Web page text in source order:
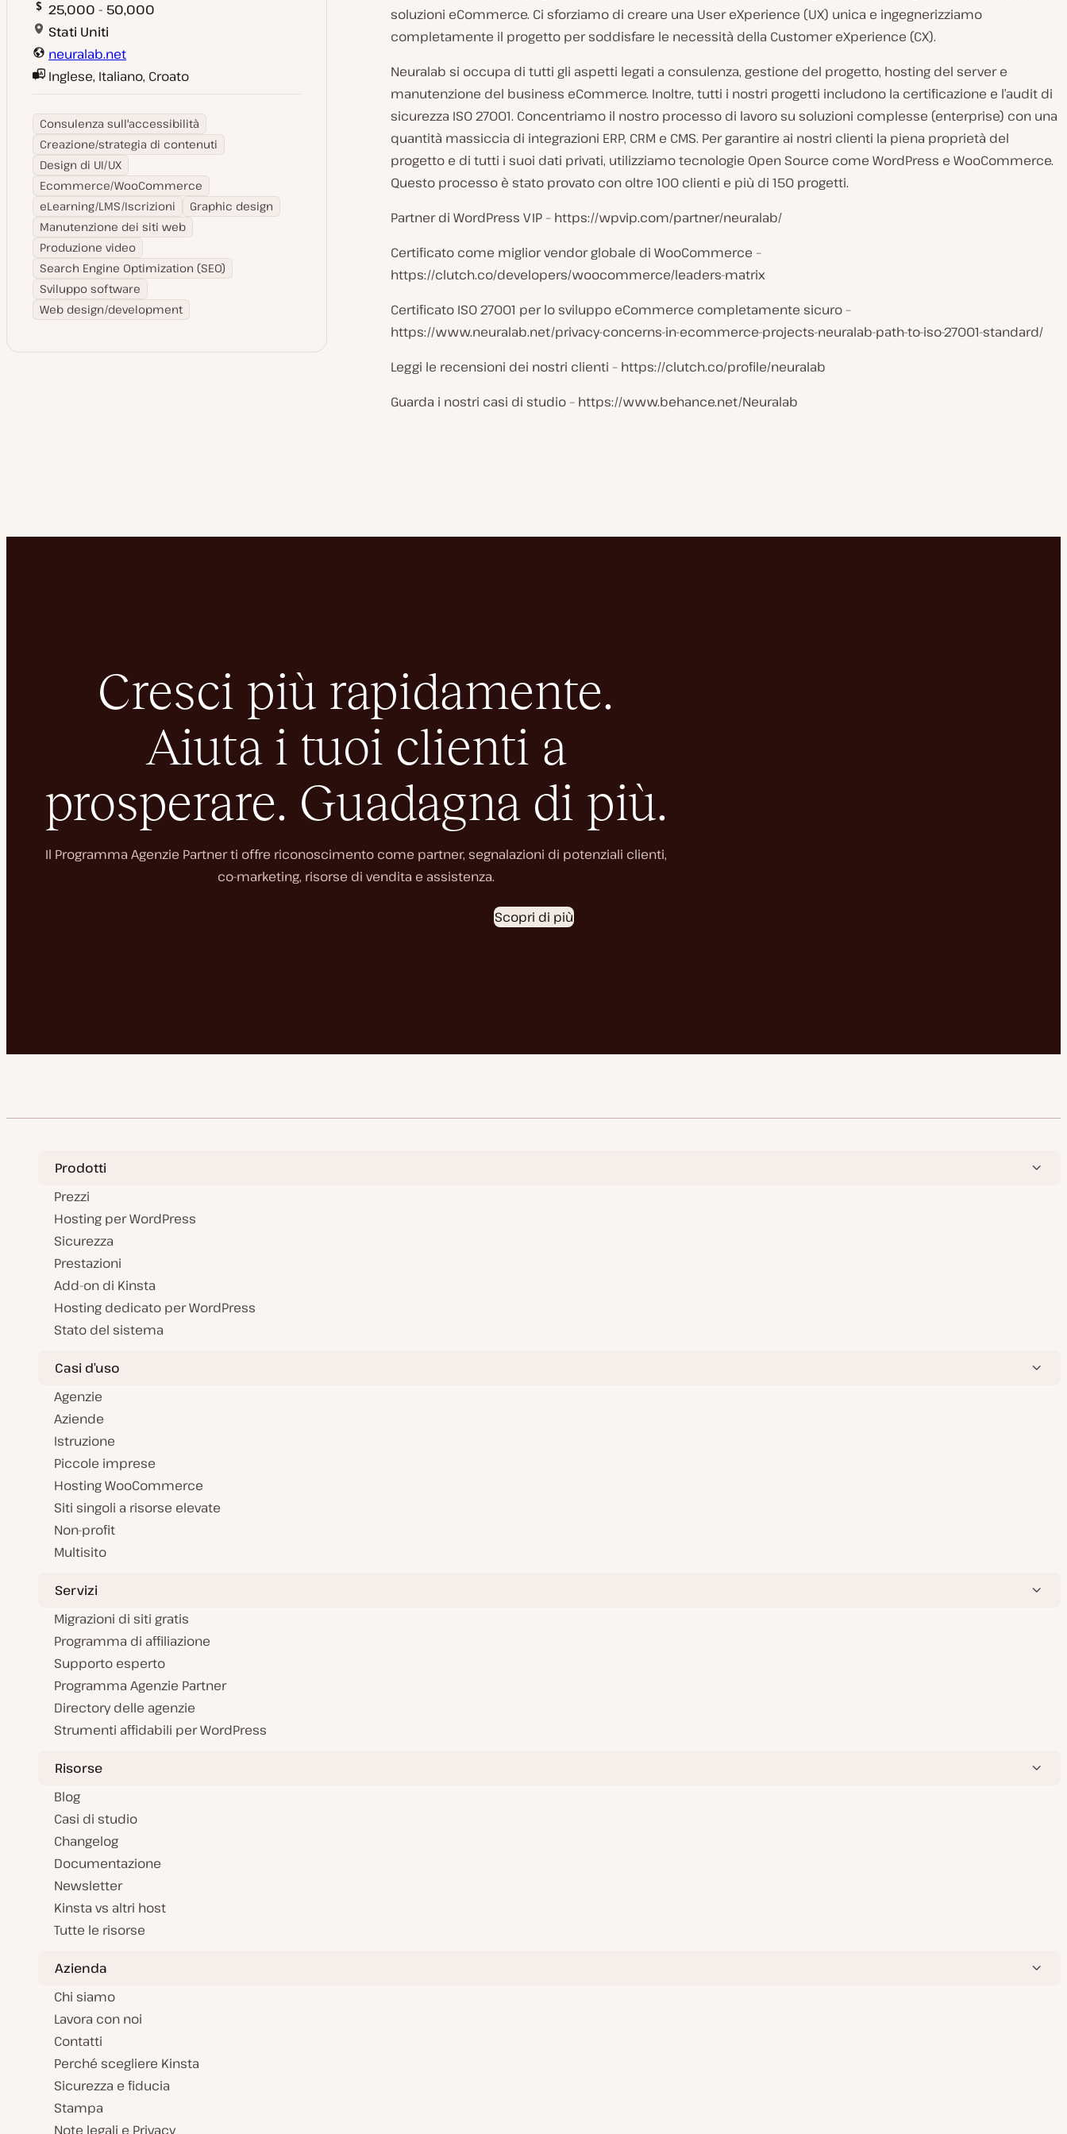
25,000 - 50,000
Stati Uniti
neuralab.net
Inglese, Italiano, Croato
Consulenza sull'accessibilità
Creazione/strategia di contenuti
Design di UI/UX
Ecommerce/WooCommerce
eLearning/LMS/Iscrizioni
Graphic design
Manutenzione dei siti web
Produzione video
Search Engine Optimization (SEO)
Sviluppo software
Web design/development
soluzioni eCommerce. Ci sforziamo di creare una User eXperience (UX) unica e ingegnerizziamo
completamente il progetto per soddisfare le necessità della Customer eXperience (CX).
Neuralab si occupa di tutti gli aspetti legati a consulenza, gestione del progetto, hosting del server e
manutenzione del business eCommerce. Inoltre, tutti i nostri progetti includono la certificazione e l’audit di
sicurezza ISO 27001. Concentriamo il nostro processo di lavoro su soluzioni complesse (enterprise) con una
quantità massiccia di integrazioni ERP, CRM e CMS. Per garantire ai nostri clienti la piena proprietà del
progetto e di tutti i suoi dati privati, utilizziamo tecnologie Open Source come WordPress e WooCommerce.
Questo processo è stato provato con oltre 100 clienti e più di 150 progetti.
Partner di WordPress VIP – https://wpvip.com/partner/neuralab/
Certificato come miglior vendor globale di WooCommerce –
https://clutch.co/developers/woocommerce/leaders-matrix
Certificato ISO 27001 per lo sviluppo eCommerce completamente sicuro –
https://www.neuralab.net/privacy-concerns-in-ecommerce-projects-neuralab-path-to-iso-27001-standard/
Leggi le recensioni dei nostri clienti – https://clutch.co/profile/neuralab
Guarda i nostri casi di studio – https://www.behance.net/Neuralab
Cresci più rapidamente.
Aiuta i tuoi clienti a
prosperare. Guadagna di più.
Il Programma Agenzie Partner ti offre riconoscimento come partner, segnalazioni di potenziali clienti,
co-marketing, risorse di vendita e assistenza.
Scopri di più
Prodotti
Prezzi
Hosting per WordPress
Sicurezza
Prestazioni
Add-on di Kinsta
Hosting dedicato per WordPress
Stato del sistema
Casi d’uso
Agenzie
Aziende
Istruzione
Piccole imprese
Hosting WooCommerce
Siti singoli a risorse elevate
Non-profit
Multisito
Servizi
Migrazioni di siti gratis
Programma di affiliazione
Supporto esperto
Programma Agenzie Partner
Directory delle agenzie
Strumenti affidabili per WordPress
Risorse
Blog
Casi di studio
Changelog
Documentazione
Newsletter
Kinsta vs altri host
Tutte le risorse
Azienda
Chi siamo
Lavora con noi
Contatti
Perché scegliere Kinsta
Sicurezza e fiducia
Stampa
Note legali e Privacy